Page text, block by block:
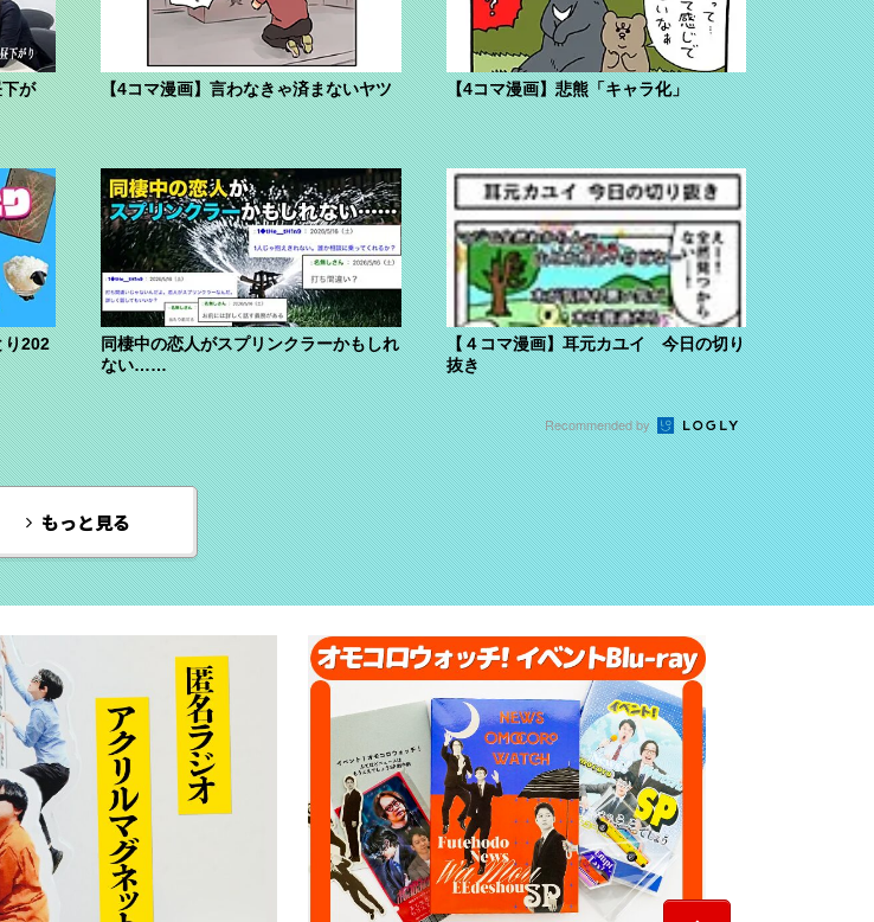
が
【4コマ漫画】言わなきゃ済まないヤツ 【4コマ漫画】悲熊「キャラ化」
り202
同棲中の恋人がスプリンクラーかもしれ
ない……
【４コマ漫画】耳元カユイ 今日の切り
抜き
Recommended by
もっと見る